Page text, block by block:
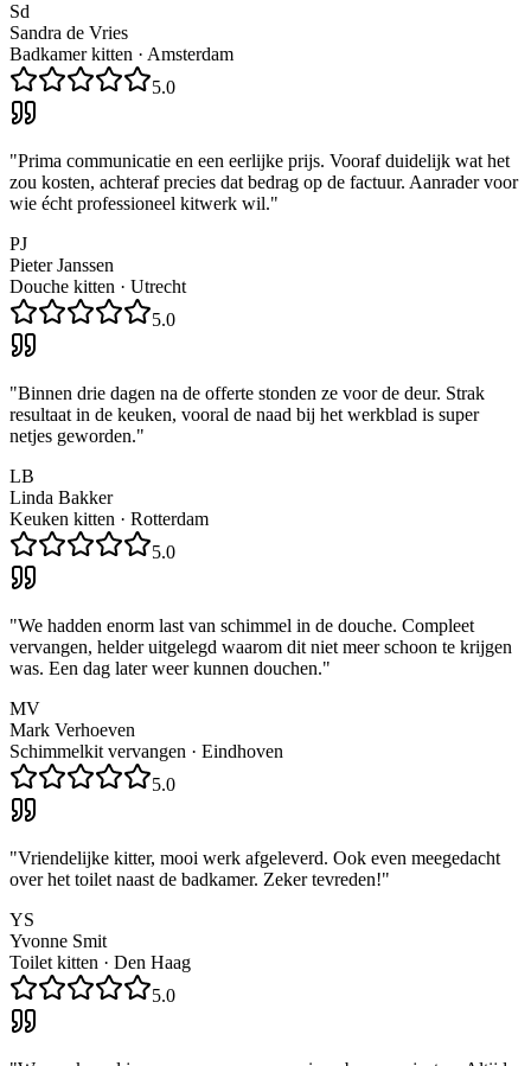
Sd
Sandra de Vries
Badkamer kitten · Amsterdam
5.0
"Prima communicatie en een eerlijke prijs. Vooraf duidelijk wat het
zou kosten, achteraf precies dat bedrag op de factuur. Aanrader voor
wie écht professioneel kitwerk wil."
PJ
Pieter Janssen
Douche kitten · Utrecht
5.0
"Binnen drie dagen na de offerte stonden ze voor de deur. Strak
resultaat in de keuken, vooral de naad bij het werkblad is super
netjes geworden."
LB
Linda Bakker
Keuken kitten · Rotterdam
5.0
"We hadden enorm last van schimmel in de douche. Compleet
vervangen, helder uitgelegd waarom dit niet meer schoon te krijgen
was. Een dag later weer kunnen douchen."
MV
Mark Verhoeven
Schimmelkit vervangen · Eindhoven
5.0
"Vriendelijke kitter, mooi werk afgeleverd. Ook even meegedacht
over het toilet naast de badkamer. Zeker tevreden!"
YS
Yvonne Smit
Toilet kitten · Den Haag
5.0